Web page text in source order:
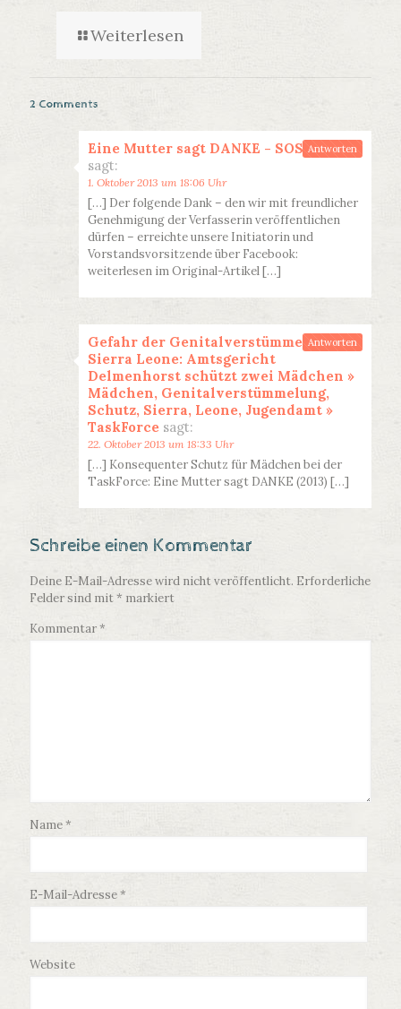
Weiterlesen
2 Comments
Eine Mutter sagt DANKE - SOS FGM
sagt:
1. Oktober 2013 um 18:06 Uhr
[…] Der folgende Dank – den wir mit freundlicher
Genehmigung der Verfasserin veröffentlichen
dürfen – erreichte unsere Initiatorin und
Vorstandsvorsitzende über Facebook:
weiterlesen im Original-Artikel […]
Antworten
Gefahr der Genitalverstümmelung in
Sierra Leone: Amtsgericht
Delmenhorst schützt zwei Mädchen »
Mädchen, Genitalverstümmelung,
Schutz, Sierra, Leone, Jugendamt »
TaskForce sagt:
22. Oktober 2013 um 18:33 Uhr
[…] Konsequenter Schutz für Mädchen bei der
TaskForce: Eine Mutter sagt DANKE (2013) […]
Antworten
Schreibe einen Kommentar
Deine E-Mail-Adresse wird nicht veröffentlicht. Erforderliche
Felder sind mit* markiert
Kommentar*
Name*
E-Mail-Adresse*
Website